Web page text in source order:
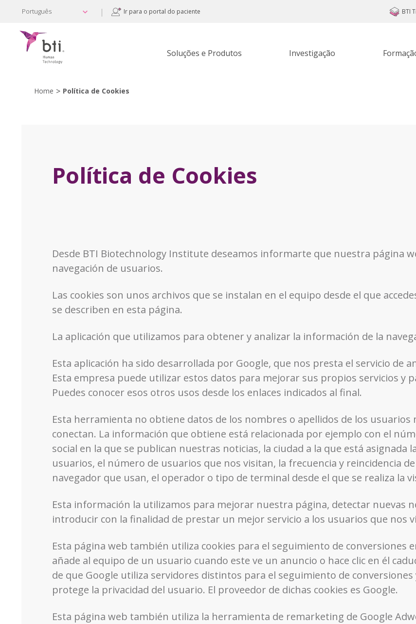
Português | Ir para o portal do paciente BTI
Soluções e Produtos Investigação
Home > Política de Cookies
Política de Cookies
Desde BTI Biotechnology Institute deseamos informarte que nuestra página
navegación de usuarios.
Las cookies son unos archivos que se instalan en el equipo desde el que
se describen en esta página.
La aplicación que utilizamos para obtener y analizar la información de la
Esta aplicación ha sido desarrollada por Google, que nos presta el servicio de
Esta empresa puede utilizar estos datos para mejorar sus propios servicios y
Puedes conocer esos otros usos desde los enlaces indicados al final.
Esta herramienta no obtiene datos de los nombres o apellidos de los usuarios
conectan. La información que obtiene está relacionada por ejemplo con el
social en la que se publican nuestras noticias, la ciudad a la que está asignada
usuarios, el número de usuarios que nos visitan, la frecuencia y reincidencia
navegador que usan, el operador o tipo de terminal desde el que se realiza la
Esta información la utilizamos para mejorar nuestra página, detectar nuevas
introducir con la finalidad de prestar un mejor servicio a los usuarios que nos
Esta página web también utiliza cookies para el seguimiento de conversiones
añade al equipo de un usuario cuando este ve un anuncio o hace clic en él
de que Google utiliza servidores distintos para el seguimiento de
protege la privacidad del usuario. El proveedor de dichas cookies es Google.
Esta página web también utiliza la herramienta de remarketing de Google